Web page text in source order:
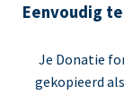
Eenvoudig
Je Donatie
gekopieerd